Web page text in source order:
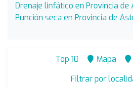
Drenaje linfático en Provincia de
Punción seca en Provincia de
Top 10 Mapa
Filtrar por